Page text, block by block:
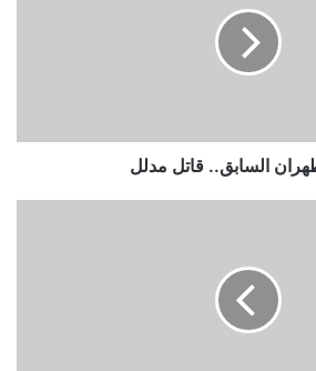
السابق.. قاتل مدلل